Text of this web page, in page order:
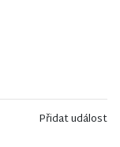
Přidat událost